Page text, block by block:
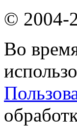
© 2004-
Во